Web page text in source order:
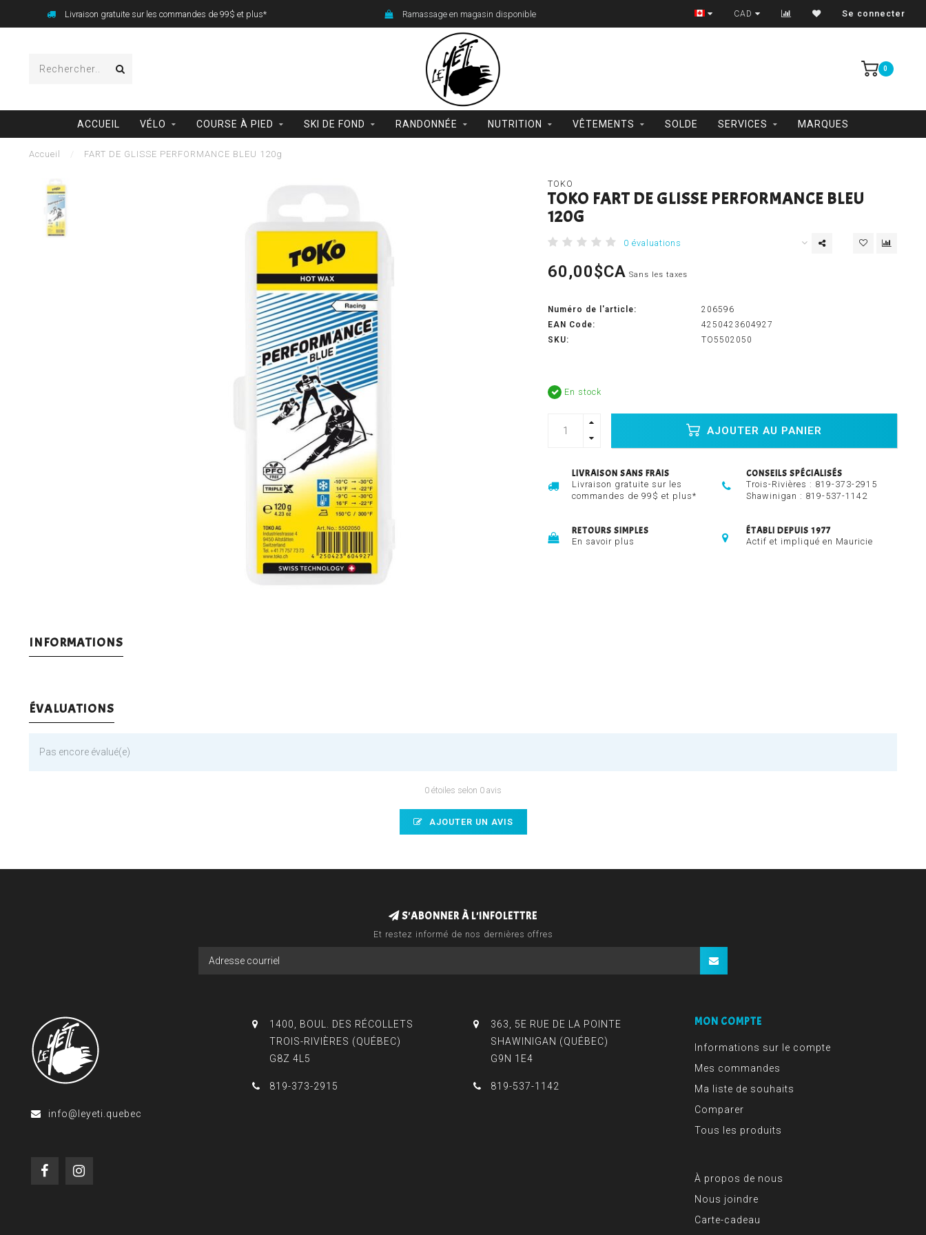
Livraison gratuite sur les commandes de 99$ et plus* Ramassage en magasin disponible Trois-Rivières et Shawinigan
CAD Se connecter
0
ACCUEIL VÉLO COURSE À PIED SKI DE FOND RANDONNÉE NUTRITION VÊTEMENTS SOLDE SERVICES MARQUES
Accueil FART DE GLISSE PERFORMANCE BLEU 120g
TOKO
TOKO FART DE GLISSE PERFORMANCE BLEU
120G
0 évaluations
60,00$CA Sans les taxes
Numéro de l'article:
206596
EAN Code:
4250423604927
SKU:
TO5502050
En stock
AJOUTER AU PANIER
LIVRAISON SANS FRAIS
Livraison gratuite sur les
commandes de 99$ et plus*
CONSEILS SPÉCIALISÉS
Trois-Rivières : 819-373-2915
Shawinigan : 819-537-1142
RETOURS SIMPLES
En savoir plus
ÉTABLI DEPUIS 1977
Actif et impliqué en Mauricie
INFORMATIONS
ÉVALUATIONS
Pas encore évalué(e)
0 étoiles selon 0 avis
AJOUTER UN AVIS
S'ABONNER À L'INFOLETTRE
Et restez informé de nos dernières offres
info@leyeti.quebec
1400, BOUL. DES RÉCOLLETS
TROIS-RIVIÈRES (QUÉBEC)
G8Z 4L5
819-373-2915
363, 5E RUE DE LA POINTE
SHAWINIGAN (QUÉBEC)
G9N 1E4
819-537-1142
MON COMPTE
Informations sur le compte
Mes commandes
Ma liste de souhaits
Comparer
Tous les produits
À propos de nous
Nous joindre
Carte-cadeau